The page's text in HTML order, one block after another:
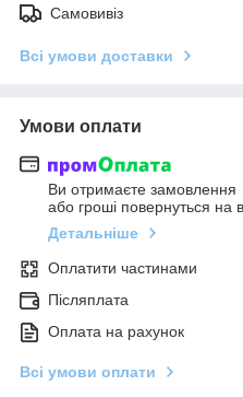
Самовивіз
Всі умови доставки
Умови оплати
Ви отримаєте замовлення
або гроші повернуться на
Детальніше
Оплатити частинами
Післяплата
Оплата на рахунок
Всі умови оплати